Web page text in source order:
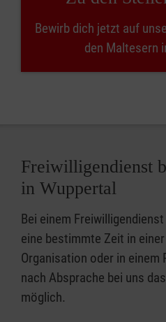
Bewirb dich jetzt auf
den Maltesern
Freiwilligendienst
in Wuppertal
Bei einem
eine bestimmte Zeit in
Organisation oder in
nach Absprache bei uns
möglich.